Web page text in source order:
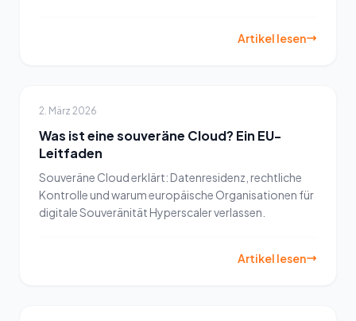
Artikel lesen
2. März 2026
Was ist eine souveräne Cloud? Ein EU-
Leitfaden
Souveräne Cloud erklärt: Datenresidenz, rechtliche
Kontrolle und warum europäische Organisationen für
digitale Souveränität Hyperscaler verlassen.
Artikel lesen